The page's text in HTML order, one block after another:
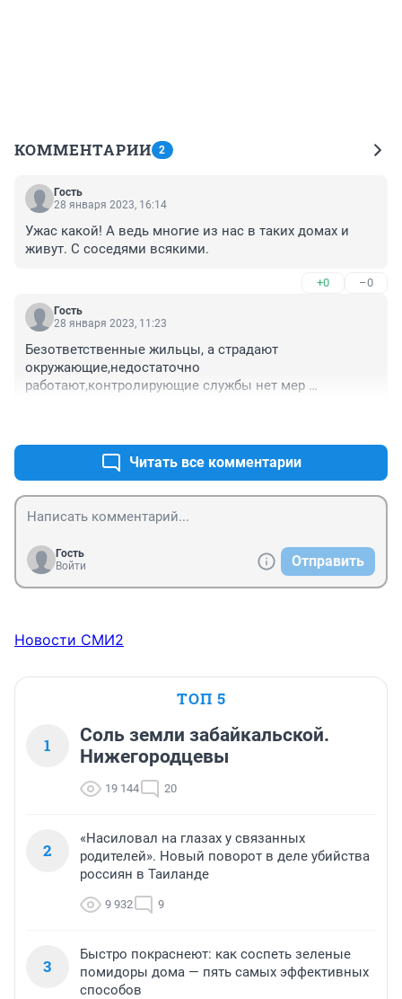
КОММЕНТАРИИ 2
Гость
28 января 2023, 16:14
Ужас какой! А ведь многие из нас в таких домах и
живут. С соседями всякими.
+0 –0
Гость
28 января 2023, 11:23
Безответственные жильцы, а страдают
окружающие,недостаточно
работают,контролирующие службы нет мер
Читать все комментарии
Гость
Войти
Отправить
Новости СМИ2
ТОП 5
1
Соль земли забайкальской.
Нижегородцевы
19 144 20
2
«Насиловал на глазах у связанных
родителей». Новый поворот в деле убийства
россиян в Таиланде
9 932 9
3
Быстро покраснеют: как соспеть зеленые
помидоры дома — пять самых эффективных
способов